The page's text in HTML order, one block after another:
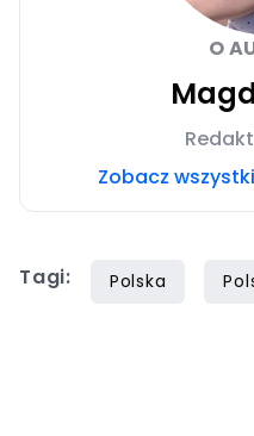
O
Zobacz
Tagi: Polska